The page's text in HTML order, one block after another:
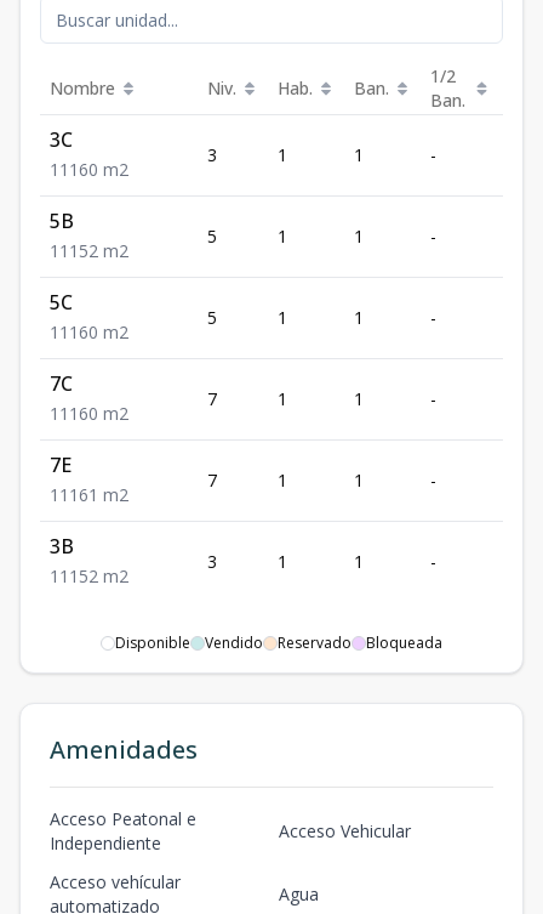
Nombre Niv. Hab. Ban.
1/2
Ban.
3C
1 1 1 60 m2
3 1 1 -
5B
1 1 1 52 m2
5 1 1 -
5C
1 1 1 60 m2
5 1 1 -
7C
1 1 1 60 m2
7 1 1 -
7E
1 1 1 61 m2
7 1 1 -
3B
1 1 1 52 m2
3 1 1 -
Disponible Vendido Reservado Bloqueada
Amenidades
Acceso Peatonal e
Independiente
Acceso Vehicular
Acceso vehícular
automatizado
Agua